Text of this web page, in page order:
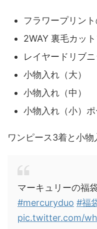
フラワープリン
2WAY 裏毛カッ
レイヤードリブ
小物入れ（大）
小物入れ（中）
小物入れ（小）
ワンピース3着と小物
マーキュリーの福
#mercuryduo #福
pic.twitter.com/